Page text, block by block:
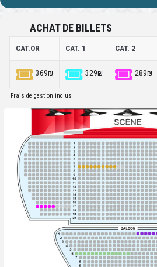
ACHAT DE BILLETS
CAT.OR CAT. 1 CAT. 2
369₪ 329₪ 289₪
Frais de gestion inclus